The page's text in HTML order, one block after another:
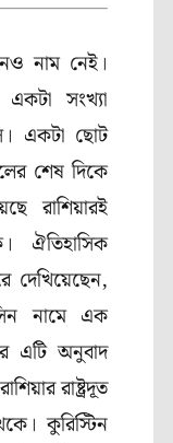
নাম নেই।
একটা সংখ্যা
একটা ছোট
শেষ দিকে
রাশিয়ারই
ঐতিহাসিক
দেখিয়েছেন,
নামে এক
এটি অনুবাদ
রাষ্ট্রদূত
কুরিস্টিন